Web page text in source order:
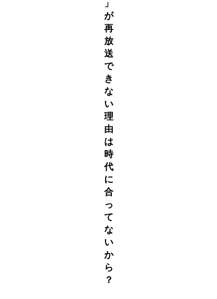
」
が
再
放
送
で
き
な
い
理
由
は
時
代
に
合
っ
て
な
い
か
ら
？